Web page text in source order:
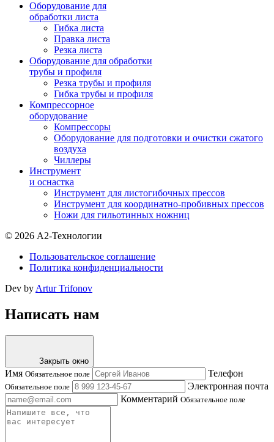
Оборудование для
обработки листа
Гибка листа
Правка листа
Резка листа
Оборудование для обработки
трубы и профиля
Резка трубы и профиля
Гибка трубы и профиля
Компрессорное
оборудование
Компрессоры
Оборудование для подготовки и очистки сжатого
воздуха
Чиллеры
Инструмент
и оснастка
Инструмент для листогибочных прессов
Инструмент для координатно-пробивных прессов
Ножи для гильотинных ножниц
© 2026 А2-Технологии
Пользовательское соглашение
Политика конфиденциальности
Dev by Artur Trifonov
Написать нам
Закрыть окно
Имя Обязательное поле Телефон
Обязательное поле
Электронная почта
Комментарий Обязательное поле